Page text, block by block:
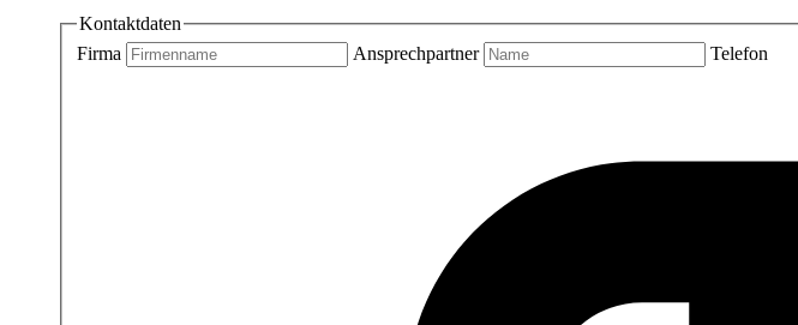
Kontaktdaten
Firma
Ansprechpartner Telefon